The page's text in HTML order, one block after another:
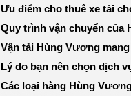
Ưu điểm cho thuê xe tải
Quy trình vận chuyển của
Vận tải Hùng Vương
Lý do bạn nên chọn dịch
Các loại hàng Hùng